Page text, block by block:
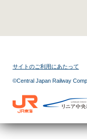
サイトのご利用にあたって
©Central Japan Railway
海
線